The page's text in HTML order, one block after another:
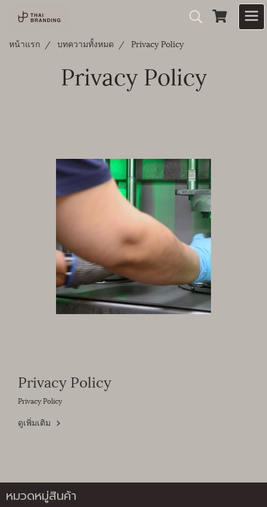
หน้าแรก บทความทั้งหมด Privacy Policy
Privacy Policy
Privacy Policy
Privacy Policy
ดูเพิ่มเติม
หมวดหมู่สินค้า